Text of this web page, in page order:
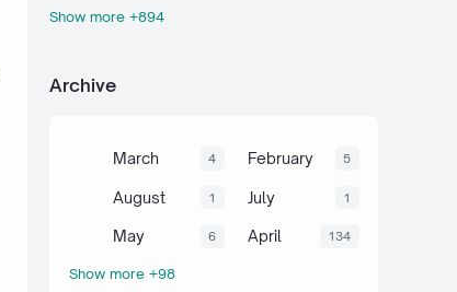
action kamera
akhir tahun akuntansi
al-quran hadits alami alat
aljabar Alkana amalan
Anaerob
Show more +894
Archive
March 4 February 5
August 1 July 1
May 6 April 134
Show more +98